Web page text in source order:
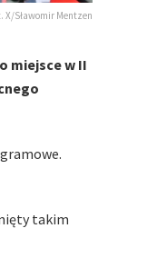
X/Sławomir Mentzen
miejsce w II
takim